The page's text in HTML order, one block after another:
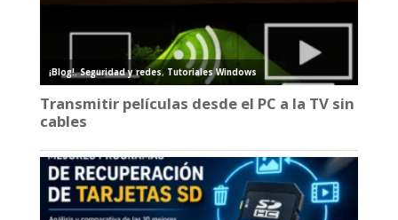
¡Blog!,Seguridad y redes, Tutoriales Windows
Transmitir películas desde el PC a la TV sin
cables